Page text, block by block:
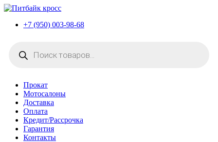
+7 (950) 003-98-68
товаров
Прокат
Мотосалоны
Доставка
Оплата
Кредит/Рассрочка
Гарантия
Контакты